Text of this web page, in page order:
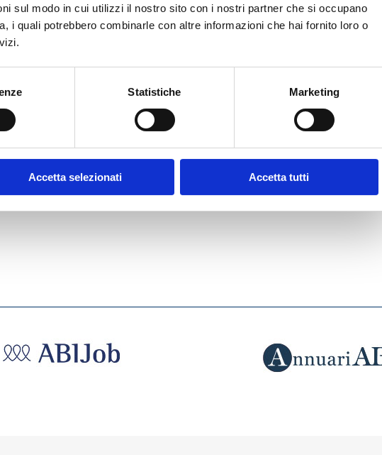
sul modo in cui utilizzi il nostro sito con i nostri partner che si occupano
i quali potrebbero combinarle con altre informazioni che hai fornito loro o
Statistiche Marketing
Accetta selezionati Accetta tutti
MOSTRA